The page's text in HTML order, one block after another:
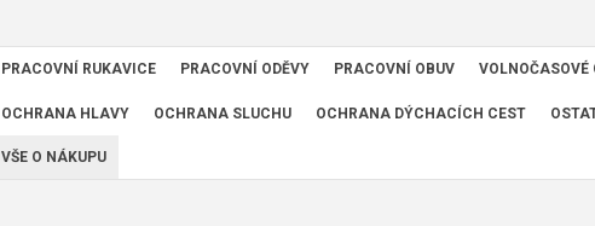
PRACOVNÍ RUKAVICE PRACOVNÍ ODĚVY PRACOVNÍ OBUV VOLNOČASOVÉ
OCHRANA HLAVY OCHRANA SLUCHU OCHRANA DÝCHACÍCH CEST
VŠE O NÁKUPU